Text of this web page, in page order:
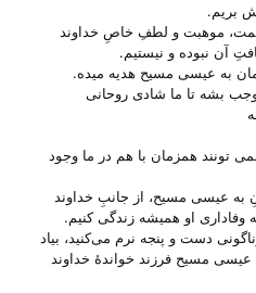
بریم.
موهبت و لطفِ خاصِ خداوند
آن نبوده و نیستیم.
به عیسی مسیح هدیه میده.
بشه تا ما شادی روحانی
همزمان با هم در ما وجود
به عیسی مسیح، از جانبِ خداوند
وفاداری او همیشه زندگی کنیم.
دست و پنجه نرم می‌‌کنید، بیاد
عیسی مسیح فرزند خواندهٔ خداوند